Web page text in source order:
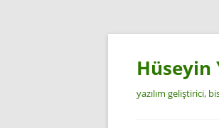
İçeriğe
Hüseyin
yazılım geliştirici,